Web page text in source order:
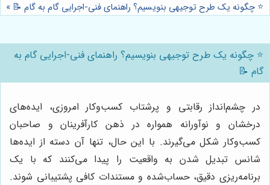
⭐️ چگونه یک طرح توجیهی بنویسیم؟ راهنمای فنی-اجرایی گام به گام 📝 »
⭐️ چگونه یک طرح توجیهی بنویسیم؟ راهنمای فنی-اجرایی گام به
گام 📝
در چشم‌انداز رقابتی و پرشتاب کسب‌وکار امروزی، ایده‌های
درخشان و نوآورانه همواره در ذهن کارآفرینان و صاحبان
کسب‌وکار شکل می‌گیرند. با این حال، تنها آن دسته از ایده‌ها
شانس تبدیل شدن به واقعیت را پیدا می‌کنند که با یک
برنامه‌ریزی دقیق، حساب‌شده و مستندات کافی پشتیبانی شوند.